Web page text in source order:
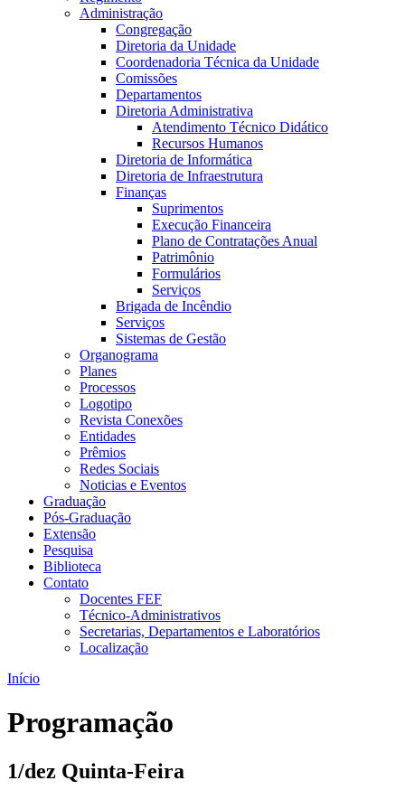
Administração
Congregação
Diretoria da Unidade
Coordenadoria Técnica da Unidade
Comissões
Departamentos
Diretoria Administrativa
Atendimento Técnico Didático
Recursos Humanos
Diretoria de Informática
Diretoria de Infraestrutura
Finanças
Suprimentos
Execução Financeira
Plano de Contratações Anual
Patrimônio
Formulários
Serviços
Brigada de Incêndio
Serviços
Sistemas de Gestão
Organograma
Planes
Processos
Logotipo
Revista Conexões
Entidades
Prêmios
Redes Sociais
Noticias e Eventos
Graduação
Pós-Graduação
Extensão
Pesquisa
Biblioteca
Contato
Docentes FEF
Técnico-Administrativos
Secretarias, Departamentos e Laboratórios
Localização
Início
Programação
1/dez Quinta-Feira